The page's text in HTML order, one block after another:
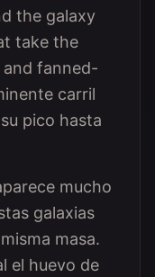
the galaxy
take the
and fanned-
carril
pico hasta
mucho
galaxias
masa.
el huevo de